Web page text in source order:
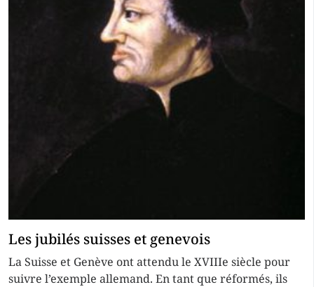
Les jubilés suisses et genevois
La Suisse et Genève ont attendu le XVIIIe siècle pour
suivre l’exemple allemand. En tant que réformés, ils